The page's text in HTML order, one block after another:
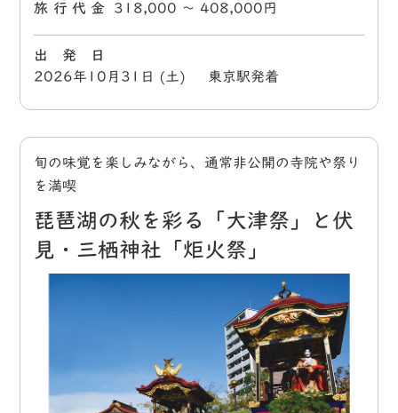
旅行代金
318,000 〜 408,000円
出 発 日
2026年10月31日 (土) 東京駅発着
旬の味覚を楽しみながら、通常非公開の寺院や祭り
を満喫
琵琶湖の秋を彩る「大津祭」と伏
見・三栖神社「炬火祭」